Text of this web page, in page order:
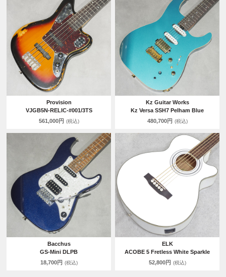
Provision
VJGB5N-RELIC-#001/3TS
561,000円 (税込)
Kz Guitar Works
Kz Versa SSH7 Pelham Blue
480,700円 (税込)
Bacchus
GS-Mini DLPB
18,700円 (税込)
ELK
ACOBE 5 Fretless White Sparkle
52,800円 (税込)